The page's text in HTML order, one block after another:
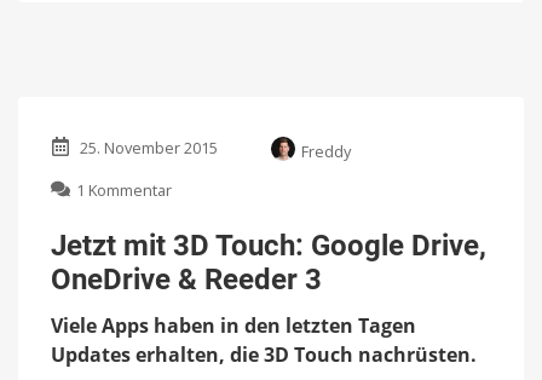
25. November 2015
Freddy
1 Kommentar
mit
3D
Touch:
Drive,
OneDrive
Jetzt mit 3D Touch: Google Drive,
OneDrive & Reeder 3
Viele Apps haben in den letzten Tagen
Updates erhalten, die 3D Touch nachrüsten.